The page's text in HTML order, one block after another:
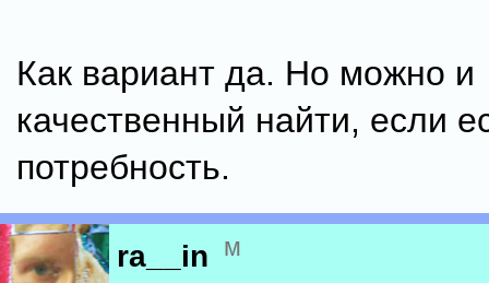
Как вариант да. Но можно и
качественный найти, если
потребность.
ra__in м